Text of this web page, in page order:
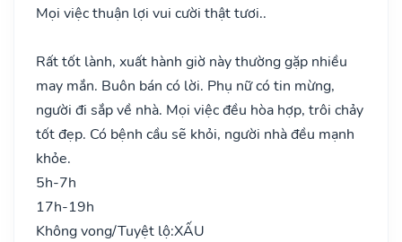
Mọi việc thuận lợi vui cười thật tươi..
Rất tốt lành, xuất hành giờ này thường gặp nhiều
may mắn. Buôn bán có lời. Phụ nữ có tin mừng,
người đi sắp về nhà. Mọi việc đều hòa hợp, trôi chảy
tốt đẹp. Có bệnh cầu sẽ khỏi, người nhà đều mạnh
khỏe.
5h-7h
17h-19h
Không vong/Tuyệt lộ:XẤU